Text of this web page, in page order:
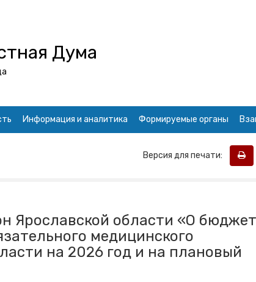
Дума
Информация и аналитика Формируемые органы
Версия для печати:
Ярославской области «О
медицинского
на 2026 год и на плановый